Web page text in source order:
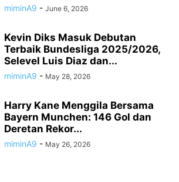
miminA9 - June 6, 2026
Kevin Diks Masuk Debutan
Terbaik Bundesliga 2025/2026,
Selevel Luis Diaz dan...
miminA9 - May 28, 2026
Harry Kane Menggila Bersama
Bayern Munchen: 146 Gol dan
Deretan Rekor...
miminA9 - May 26, 2026